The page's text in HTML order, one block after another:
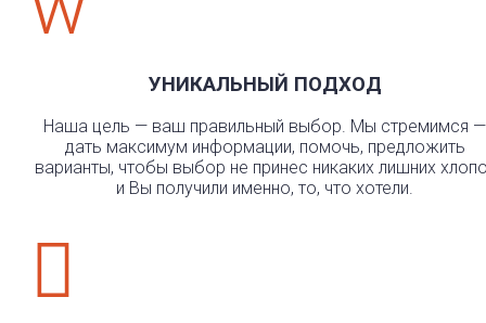
УНИКАЛЬНЫЙ ПОДХОД
Наша цель — ваш правильный выбор. Мы стремимся —
дать максимум информации, помочь, предложить
варианты, чтобы выбор не принес никаких лишних
и Вы получили именно, то, что хотели.
